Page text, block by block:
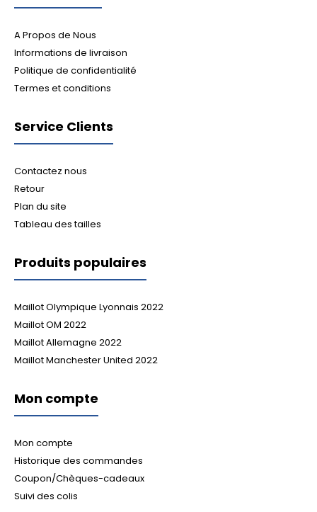
A Propos de Nous
Informations de livraison
Politique de confidentialité
Termes et conditions
Service Clients
Contactez nous
Retour
Plan du site
Tableau des tailles
Produits populaires
Maillot Olympique Lyonnais 2022
Maillot OM 2022
Maillot Allemagne 2022
Maillot Manchester United 2022
Mon compte
Mon compte
Historique des commandes
Coupon/Chèques-cadeaux
Suivi des colis